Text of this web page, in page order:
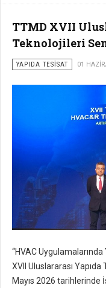
TTMD XVII
Teknolojileri
YAPIDA TESISAT 01
“HVAC Uygulamalarında
XVII Uluslararası
Mayıs 2026 tarihlerinde